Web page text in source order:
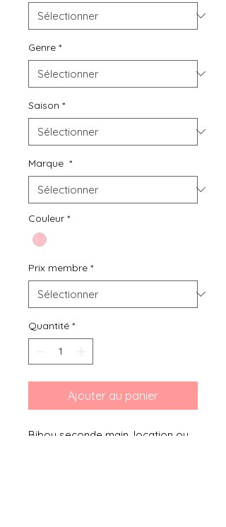
Genre *
Saison *
Marque *
Couleur *
Prix membre *
Quantité *
Ajouter au panier
Bibou seconde main, location ou